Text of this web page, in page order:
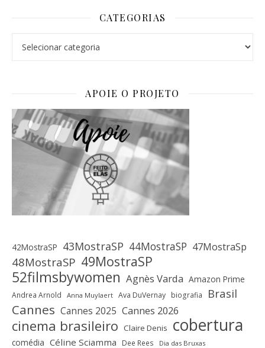
CATEGORIAS
APOIE O PROJETO
42MostraSP 43MostraSP 44MostraSP 47MostraSp
48MostraSP 49MostraSP
52filmsbywomen Agnès Varda Amazon Prime
Andrea Arnold Anna Muylaert Ava DuVernay biografia Brasil
Cannes Cannes 2025 Cannes 2026
cinema brasileiro Claire Denis cobertura
comédia Céline Sciamma Dee Rees Dia das Bruxas